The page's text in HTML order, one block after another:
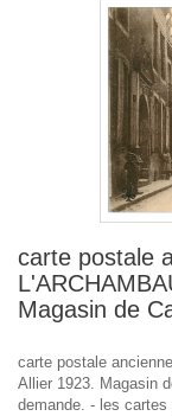
carte postale
Magasin de
carte postale
Allier 1923. Magasin
demande. - les